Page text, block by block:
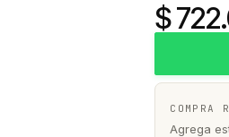
$
COMPRA
Agrega